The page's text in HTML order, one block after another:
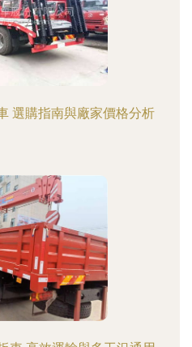
選購指南與廠家價格分析